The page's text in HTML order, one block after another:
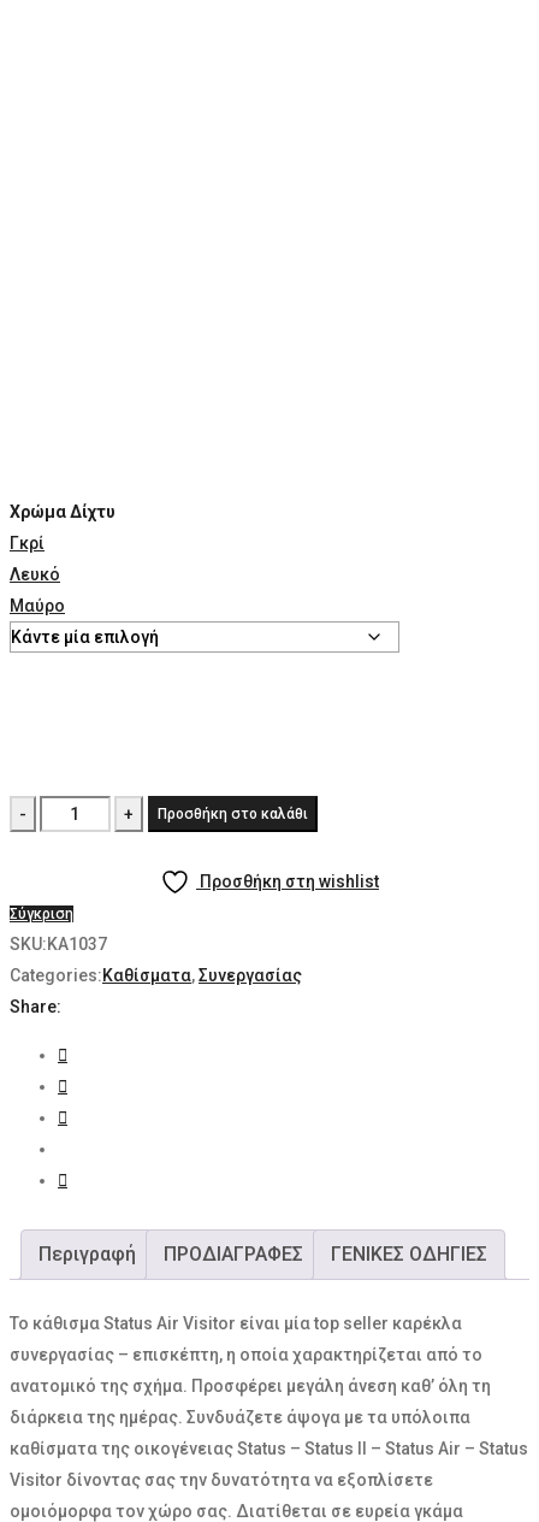
Χρώμα Δίχτυ
Γκρί
Λευκό
Μαύρο
Status
ποσότητα
Προσθήκη στο καλάθι
Προσθήκη στη wishlist
Σύγκριση
SKU:KA1037
Categories:Καθίσματα,Συνεργασίας
Share:
Περιγραφή ΠΡΟΔΙΑΓΡΑΦΕΣ ΓΕΝΙΚΕΣ ΟΔΗΓΙΕΣ
Το κάθισμα Status Air Visitor είναι μία top seller καρέκλα
συνεργασίας – επισκέπτη, η οποία χαρακτηρίζεται από το
ανατομικό της σχήμα. Προσφέρει μεγάλη άνεση καθ’ όλη τη
διάρκεια της ημέρας. Συνδυάζετε άψογα με τα υπόλοιπα
καθίσματα της οικογένειας Status – Status II – Status Air – Status
Visitor δίνοντας σας την δυνατότητα να εξοπλίσετε
ομοιόμορφα τον χώρο σας. Διατίθεται σε ευρεία γκάμα